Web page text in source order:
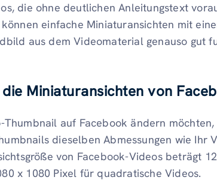
die ohne deutlichen Anleitungstext
einfache Miniaturansichten mit
aus dem Videomaterial genauso gut
Miniaturansichten von
Thumbnail auf Facebook ändern
dieselben Abmessungen wie Ihr
von Facebook-Videos beträgt
x 1080 Pixel für quadratische Videos.